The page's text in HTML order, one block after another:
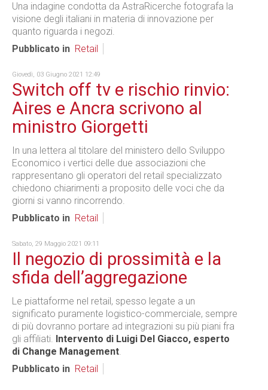
Una indagine condotta da AstraRicerche fotografa la
visione degli italiani in materia di innovazione per
quanto riguarda i negozi.
Pubblicato in Retail
Giovedì, 03 Giugno 2021 12:49
Switch off tv e rischio rinvio:
Aires e Ancra scrivono al
ministro Giorgetti
In una lettera al titolare del ministero dello Sviluppo
Economico i vertici delle due associazioni che
rappresentano gli operatori del retail specializzato
chiedono chiarimenti a proposito delle voci che da
giorni si vanno rincorrendo.
Pubblicato in Retail
Sabato, 29 Maggio 2021 09:11
Il negozio di prossimità e la
sfida dell’aggregazione
Le piattaforme nel retail, spesso legate a un
significato puramente logistico-commerciale, sempre
di più dovranno portare ad integrazioni su più piani fra
gli affiliati. Intervento di Luigi Del Giacco, esperto
di Change Management.
Pubblicato in Retail